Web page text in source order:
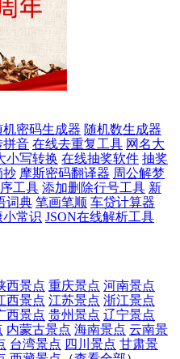
机密码生成器 随机数生成器
拼音 在线去重复工具 网名大
小写转换 在线抽奖软件 抽奖
抄 摩斯密码翻译器 周公解梦
工具 添加删除行号工具 新
词典 笔画笔顺 车贷计算器
小常识 JSON在线解析工具
西景点 重庆景点 河南景点
西景点 江苏景点 浙江景点
西景点 贵州景点 辽宁景点
内蒙古景点 海南景点 云南景
台湾景点 四川景点 甘肃景